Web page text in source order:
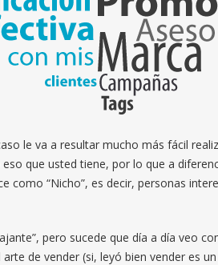
le va a resultar mucho más fácil
que usted tiene, por lo que a
como “Nicho”, es decir, personas
pero sucede que día a día veo
de vender (si, leyó bien vender es